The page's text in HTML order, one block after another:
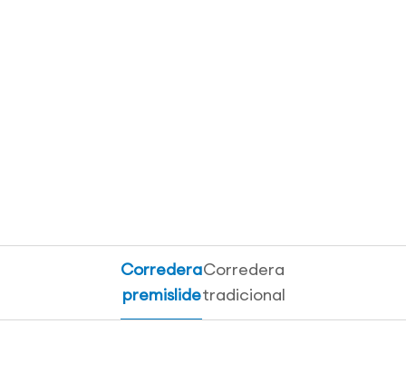
Corredera
premislide
Corredera
tradicional